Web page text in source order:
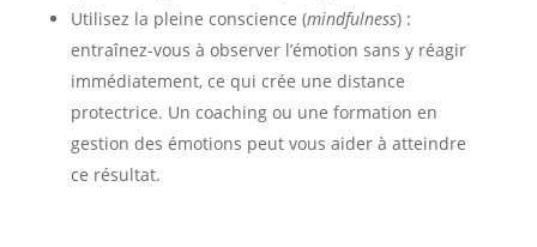
Utilisez la pleine conscience (mindfulness) :
entraînez-vous à observer l’émotion sans y réagir
immédiatement, ce qui crée une distance
protectrice. Un coaching ou une formation en
gestion des émotions peut vous aider à atteindre
ce résultat.